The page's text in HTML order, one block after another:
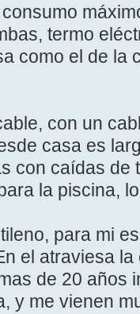
termo
como el de la
con un
casa es
con caídas de
la piscina,
para mi
el atraviesa
de 20 años
y me vienen